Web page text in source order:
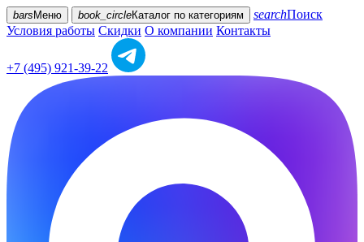
bars Меню book_circleКаталог по категориям searchПоиск
Условия работы Скидки О компании Контакты
+7 (495) 921-39-22